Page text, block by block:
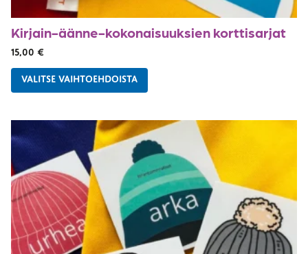
Kirjain-äänne-kokonaisuuksien korttisarjat
15,00 €
VALITSE VAIHTOEHDOISTA